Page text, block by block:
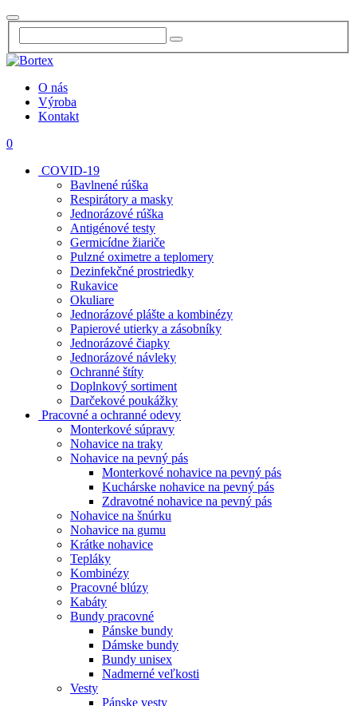
O nás
Výroba
Kontakt
0
COVID-19
Bavlnené rúška
Respirátory a masky
Jednorázové rúška
Antigénové testy
Germicídne žiariče
Pulzné oximetre a teplomery
Dezinfekčné prostriedky
Rukavice
Okuliare
Jednorázové plášte a kombinézy
Papierové utierky a zásobníky
Jednorázové čiapky
Jednorázové návleky
Ochranné štíty
Doplnkový sortiment
Darčekové poukážky
Pracovné a ochranné odevy
Monterkové súpravy
Nohavice na traky
Nohavice na pevný pás
Monterkové nohavice na pevný pás
Kuchárske nohavice na pevný pás
Zdravotné nohavice na pevný pás
Nohavice na šnúrku
Nohavice na gumu
Krátke nohavice
Tepláky
Kombinézy
Pracovné blúzy
Kabáty
Bundy pracovné
Pánske bundy
Dámske bundy
Bundy unisex
Nadmerné veľkosti
Vesty
Pánske vesty